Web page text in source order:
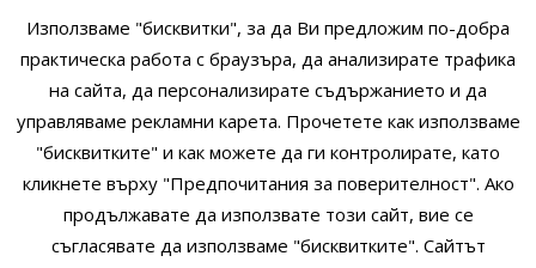
ОБЩИ УСЛОВИЯ УСЛОВИЯ И ПРАВИЛА
ПОЛИТИКА НА БИСКВИТКИТЕПОЛИТИКА ЗА ПОВЕРИТЕЛНОСТ
Copyright © 2014 - 2024 Zigifly.com — Developed by We Work With
Използваме "бисквитки", за да Ви предложим по-добра
практическа работа с браузъра, да анализирате трафика
на сайта, да персонализирате съдържанието и да
управляваме рекламни карета. Прочетете как използваме
"бисквитките" и как можете да ги контролирате, като
кликнете върху "Предпочитания за поверителност". Ако
продължавате да използвате този сайт, вие се
съгласявате да използваме "бисквитките". Сайтът